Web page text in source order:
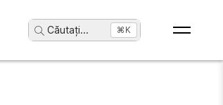
Căutați... ⌘K